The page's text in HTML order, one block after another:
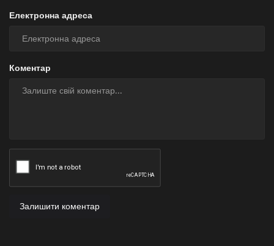
Електронна адреса
Коментар
Залишити коментар